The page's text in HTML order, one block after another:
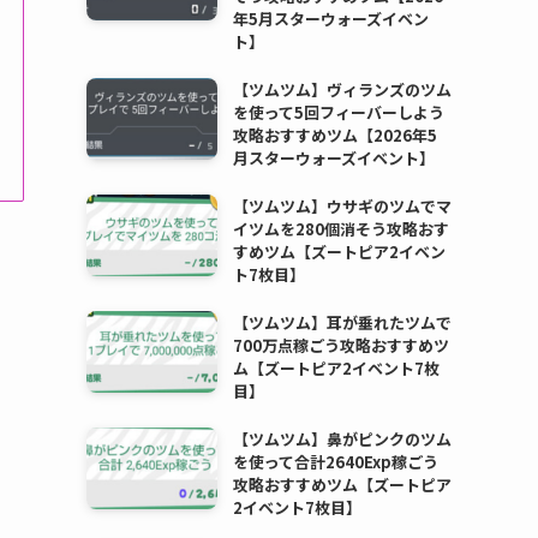
年5月スターウォーズイベン
ト】
【ツムツム】ヴィランズのツム
を使って5回フィーバーしよう
攻略おすすめツム【2026年5
月スターウォーズイベント】
【ツムツム】ウサギのツムでマ
イツムを280個消そう攻略おす
すめツム【ズートピア2イベン
ト7枚目】
【ツムツム】耳が垂れたツムで
700万点稼ごう攻略おすすめツ
ム【ズートピア2イベント7枚
目】
【ツムツム】鼻がピンクのツム
を使って合計2640Exp稼ごう
攻略おすすめツム【ズートピア
2イベント7枚目】